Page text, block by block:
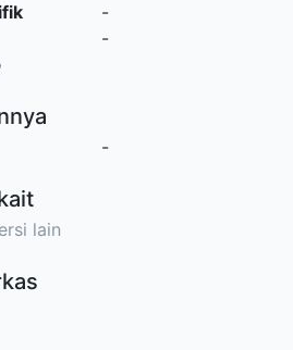
-
-
-
lain